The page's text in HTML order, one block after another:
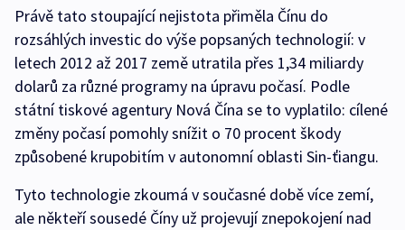
Právě tato stoupající nejistota přiměla Čínu do
rozsáhlých investic do výše popsaných technologií: v
letech 2012 až 2017 země utratila přes 1,34 miliardy
dolarů za různé programy na úpravu počasí. Podle
státní tiskové agentury Nová Čína se to vyplatilo: cílené
změny počasí pomohly snížit o 70 procent škody
způsobené krupobitím v autonomní oblasti Sin-ťiangu.
Tyto technologie zkoumá v současné době více zemí,
ale někteří sousedé Číny už projevují znepokojení nad